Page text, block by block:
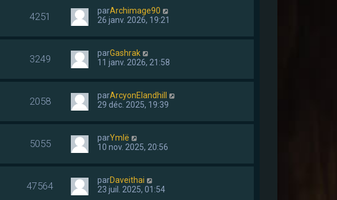
4251 parArchimage90
26 janv. 2026, 19:21
3249 parGashrak
11 janv. 2026, 21:58
2058 parArcyonElandhill
29 déc. 2025, 19:39
5055 parYmlë
10 nov. 2025, 20:56
47564 parDaveithai
23 juil. 2025, 01:54